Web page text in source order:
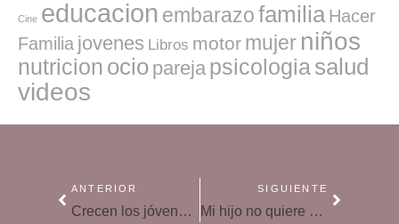
Cine educacion embarazofamilia Hacer
Familia jovenes Libros motor mujer niños
nutricion ocio pareja psicologiasalud
videos
ANTERIOR
Crecen los jóvenes que practican el «sexting»
SIGUIENTE
Mi hijo no quiere mi apoyo, ¿debo respetar su decisión?